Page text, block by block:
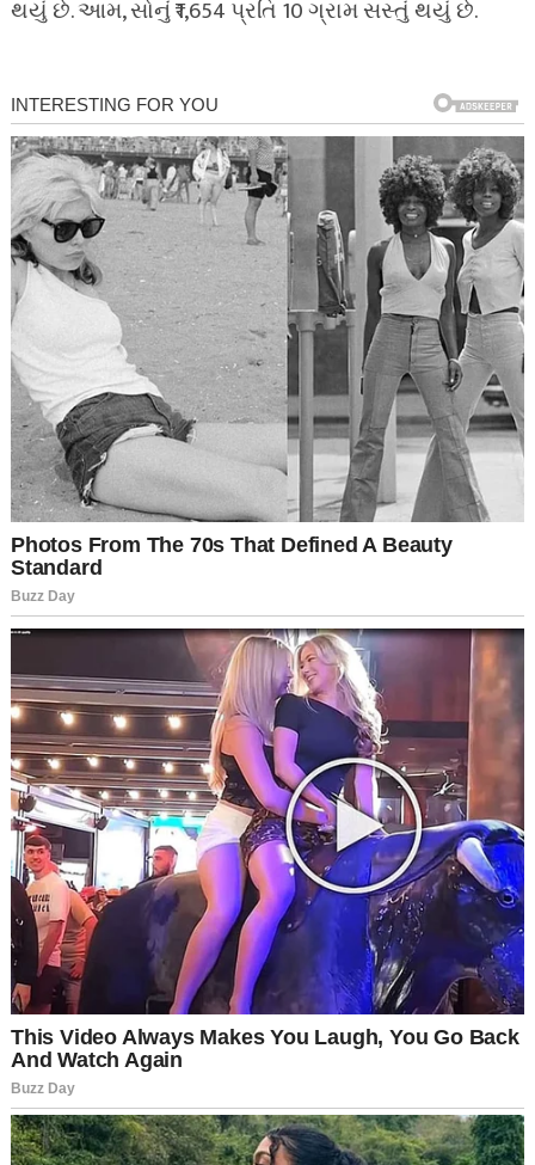
થયું છે. આમ, સોનું ₹1,654 પ્રતિ 10 ગ્રામ સસ્તું થયું છે.